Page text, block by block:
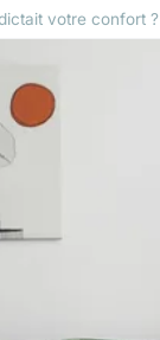
votre confort ?